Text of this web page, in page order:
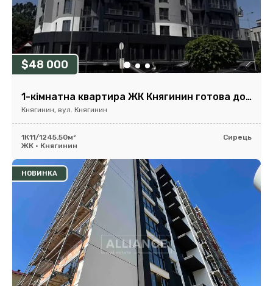
$48 000
1-кімнатна квартира ЖК Княгинин готова до ремонту
Княгинин, вул. Княгинин
1К11/1245.50м²
Сирець
ЖК • Княгинин
НОВИНКА